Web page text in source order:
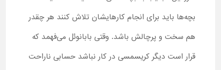
بچه‌ها باید برای انجام کارهایشان تلاش کنند هر چقدر
هم سخت و پرچالش باشد. وقتی بابانوئل می‌فهمد که
قرار است دیگر کریسمسی در کار نباشد حسابی ناراحت